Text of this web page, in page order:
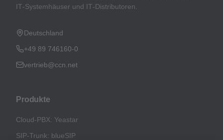
IT‑Systemhäuser und IT‑Distributoren.
Deutschland
+49 89 746160-0
vertrieb@ccn.net
Produkte
Cloud-PBX: Yeastar
SIP-Trunk: blueSIP